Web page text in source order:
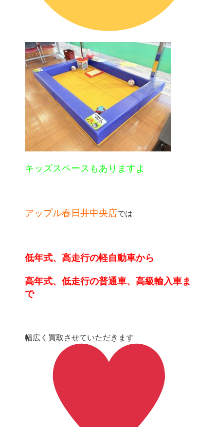
キッズスペースもありますよ
アップル春日井中央店では
低年式、高走行の軽自動車から
高年式、低走行の普通車、高級輸入車ま
で
幅広く買取させていただきます